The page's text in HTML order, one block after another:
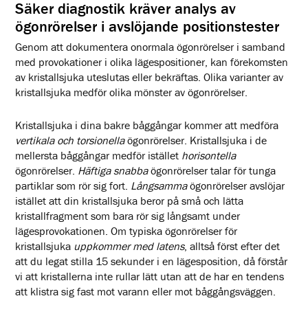
Säker diagnostik kräver analys av
ögonrörelser i avslöjande positionstester
Genom att dokumentera onormala ögonrörelser i samband
med provokationer i olika lägespositioner, kan förekomsten
av kristallsjuka uteslutas eller bekräftas. Olika varianter av
kristallsjuka medför olika mönster av ögonrörelser.
Kristallsjuka i dina bakre båggångar kommer att medföra
vertikala och torsionellaögonrörelser. Kristallsjuka i de
mellersta båggångar medför istället horisontella
ögonrörelser. Häftiga snabbaögonrörelser talar för tunga
partiklar som rör sig fort. Långsammaögonrörelser avslöjar
istället att din kristallsjuka beror på små och lätta
kristallfragment som bara rör sig långsamt under
lägesprovokationen. Om typiska ögonrörelser för
kristallsjuka uppkommer med latens, alltså först efter det
att du legat stilla 15 sekunder i en lägesposition, då förstår
vi att kristallerna inte rullar lätt utan att de har en tendens
att klistra sig fast mot varann eller mot båggångsväggen.